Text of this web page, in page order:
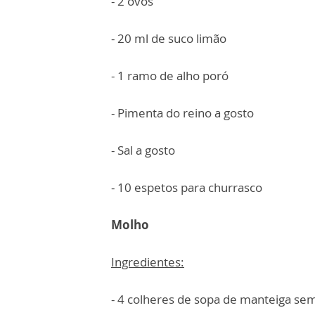
- 20 ml de suco limão
- 1 ramo de alho poró
- Pimenta do reino a gosto
- Sal a gosto
- 10 espetos para churrasco
Molho
Ingredientes:
- 4 colheres de sopa de manteiga